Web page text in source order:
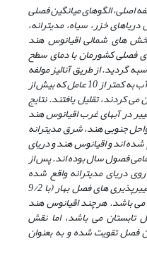
اصلی، الگوهای میانگین فصلی
خزر، سیاه، مدیترانه،
های شمالی اقیانوس هند
فصلی کشورمان با دمای سطح
آبی در دوره 2009-1980 محاسبه گردید. از طریق آنالیز مولفه
های اصلی، 483 متغیر اولیه دمای سطح آب به کمتر از 10 عامل که بیش از
می کردند، تقلیل یافتند. نتایج
در آبهای غرب اقیانوس هند
جنوبی هند، شرق مدیترانه
اند و اقیانوس هند و دریای
فصول سال بوده اند. پس از
دریای مدیترانه واقع شده
است. مشخص شد که بخش کمی از تغییرپذیری های فصل بهار (با 9/2
باشد. هرچند اقیانوس هند
تابستان می باشد، اما نقش
فصل تقویت شده و به بعنوان